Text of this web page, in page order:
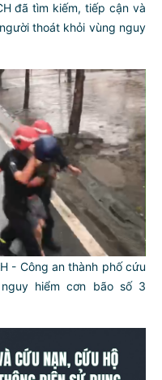
đã tìm kiếm, tiếp cận và
thoát khỏi vùng nguy
- Công an thành phố cứu
hiểm cơn bão số 3